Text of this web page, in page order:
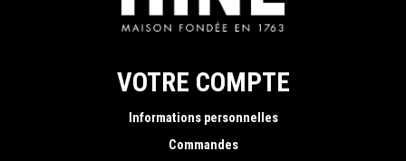
VOTRE COMPTE
Informations personnelles
Commandes